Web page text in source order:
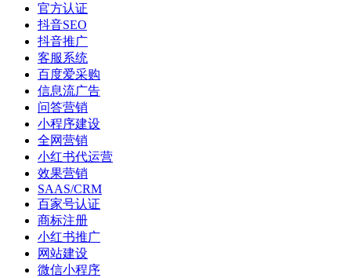
官方认证
抖音SEO
抖音推广
客服系统
百度爱采购
信息流广告
问答营销
小程序建设
全网营销
小红书代运营
效果营销
SAAS/CRM
百家号认证
商标注册
小红书推广
网站建设
微信小程序